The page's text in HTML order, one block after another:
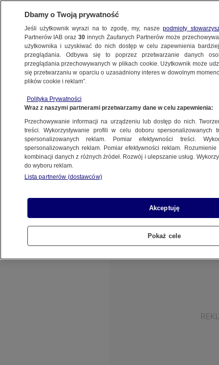
ŚWIAT
mięśnie". Przywódcy G7 kpili z Putina
26.06.2022, 19:23
Udostępnij
Przywódcy państw z grupy G7 zakpili z
kreowanego przez niego wizerunku i
publikowanych przez Kreml zdjęć, na których
widać Putina jak jeździ konno z nagim torsem.
Dbamy o Twoją prywatność
Jeśli użytkownik wyrazi na to zgodę, my, naszepodmioty
Partnerów IAB oraz30 innych Zaufanych Partnerów może
użytkownika i uzyskiwać do nich dostęp w celu zapewnienia
przeglądania. Odbywa się to poprzez przetwarzanie danych
przeglądania przechowywanych w plikach cookie. Użytkownik może
się przetwarzaniu w oparciu o uzasadniony interes w dowolnym
plików cookie i reklam”.
Polityka Prywatności
Wraz z naszymi partnerami przetwarzamy dane w celu zapewnienia:
Przechowywanie informacji na urządzeniu lub dostęp do nich.
treści. Wykorzystywanie profili w celu doboru spersonalizowanych
spersonalizowanych reklam. Pomiar efektywności treści.
spersonalizowanych reklam. Pomiar efektywności reklam.
kombinacji danych z różnych źródeł. Rozwój i ulepszanie usług.
do wyboru reklam.
Lista partnerów (dostawców)
Akceptuję
Pokaż cele